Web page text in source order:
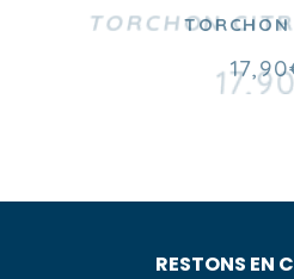
TORCHON
17,90
RESTONS EN